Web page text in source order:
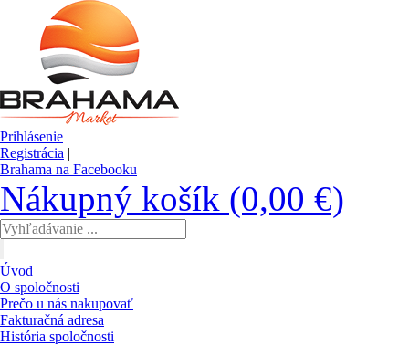
Prihlásenie
Registrácia |
Brahama na Facebooku |
Nákupný košík (0,00 €)
Úvod
O spoločnosti
Prečo u nás nakupovať
Fakturačná adresa
História spoločnosti